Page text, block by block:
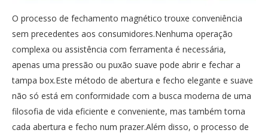
O processo de fechamento magnético trouxe conveniência
sem precedentes aos consumidores.Nenhuma operação
complexa ou assistência com ferramenta é necessária,
apenas uma pressão ou puxão suave pode abrir e fechar a
tampa box.Este método de abertura e fecho elegante e suave
não só está em conformidade com a busca moderna de uma
filosofia de vida eficiente e conveniente, mas também torna
cada abertura e fecho num prazer.Além disso, o processo de